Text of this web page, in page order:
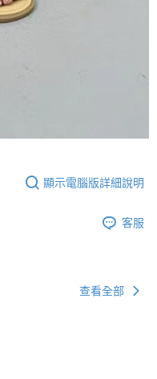
顯示電腦版詳細說明
客服
查看全部